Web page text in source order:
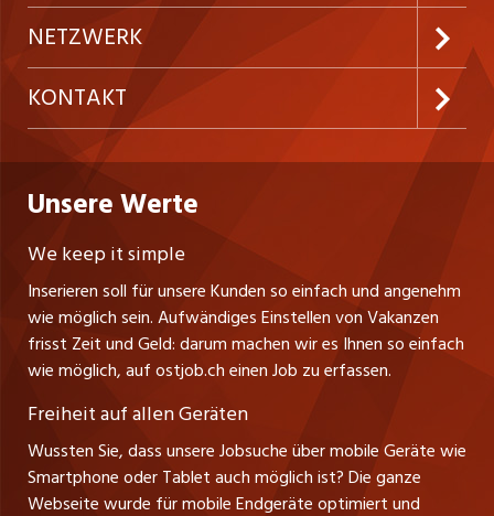
Festanstellungen
Temporäre Jobs
Freelance Jobs
Praktika
Führungspositionen
Management / Kader-Jobs
Top-Regionen
Inserieren
Firmen
Personalvermittler
Preise & Leistungen
AGB
Datenschutzerklärung
Nutzungsbedingungen
Stellenmeldepflicht
Schnittstelle
Impressum
NETZWERK
westjob.at
nicejob.de
myjob.ch
zentraljob.ch
jobbasel.ch
jobbern.ch
jobmittelland.ch
jobzüri.ch
schaffu.ch (VS)
KONTAKT
CH Media Classifieds AG
Fürstenlandstrasse 122
CH-9001 St. Gallen
Tel. +41 71 272 73 80
info@ostjob.ch/inserate@ostjob.ch
Henrik Jasek
Leiter ostjob.ch
Fredy Pillinger
Christoph Walzl
Verkauf und Beratung
Unsere Werte
We keep it simple
Inserieren soll für unsere Kunden so einfach und angenehm
wie möglich sein. Aufwändiges Einstellen von Vakanzen
frisst Zeit und Geld: darum machen wir es Ihnen so einfach
wie möglich, auf ostjob.ch einen Job zu erfassen.
Freiheit auf allen Geräten
Wussten Sie, dass unsere Jobsuche über mobile Geräte wie
Smartphone oder Tablet auch möglich ist? Die ganze
Webseite wurde für mobile Endgeräte optimiert und